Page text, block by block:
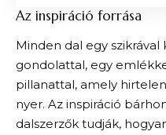
Az inspiráció forrása
Minden dal egy szikrával
gondolattal, egy
pillanattal, amely
nyer. Az inspiráció
dalszerzők tudják,